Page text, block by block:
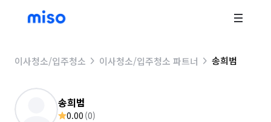
이사청소/입주청소 이사청소/입주청소 파트너 송희범
송희범
0.00 (0)